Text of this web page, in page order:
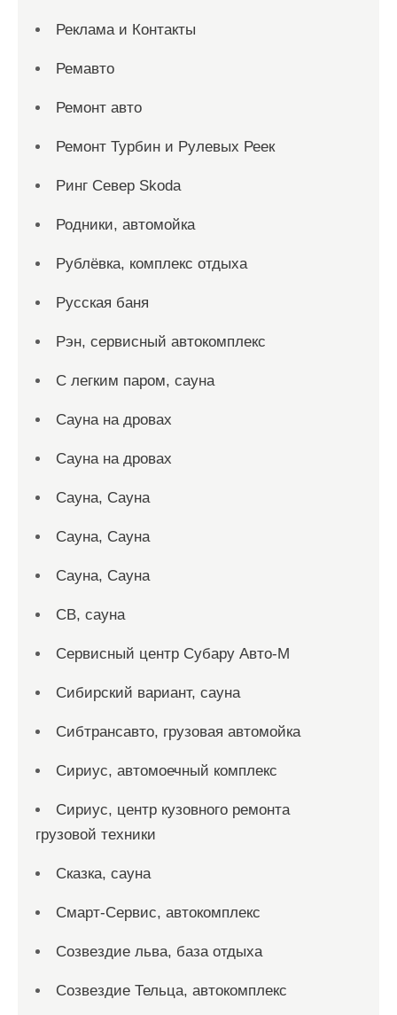
Реклама и Контакты
Ремавто
Ремонт авто
Ремонт Турбин и Рулевых Реек
Ринг Север Skoda
Родники, автомойка
Рублёвка, комплекс отдыха
Русская баня
Рэн, сервисный автокомплекс
С легким паром, сауна
Сауна на дровах
Сауна на дровах
Сауна, Сауна
Сауна, Сауна
Сауна, Сауна
СВ, сауна
Сервисный центр Субару Авто-М
Сибирский вариант, сауна
Сибтрансавто, грузовая автомойка
Сириус, автомоечный комплекс
Сириус, центр кузовного ремонта
грузовой техники
Сказка, сауна
Смарт-Сервис, автокомплекс
Созвездие льва, база отдыха
Созвездие Тельца, автокомплекс